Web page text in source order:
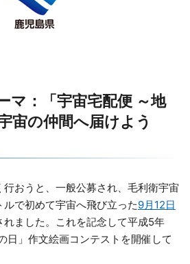
マ：「宇宙宅配便 ～地
宙の仲間へ届けよう
おうと、一般公募され、毛利衛宇宙
で初めて宇宙へ飛び立った9月12日
れました。これを記念して平成5年
日」作文絵画コンテストを開催して